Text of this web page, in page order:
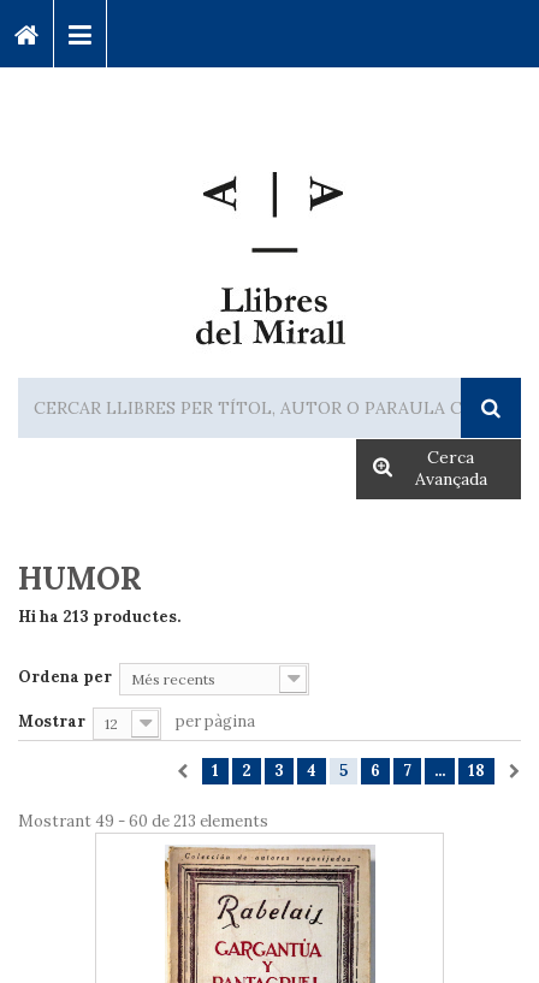
Cerca
Avançada
HUMOR
Hi ha 213 productes.
Ordena per Més recents
Mostrar 12 per pàgina
1 2 3 4 5 6 7 ... 18
Mostrant 49 - 60 de 213 elements